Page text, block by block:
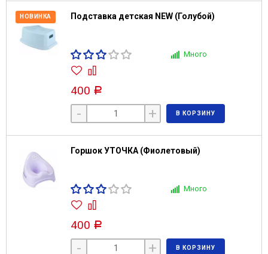
НОВИНКА Подставка детская NEW (Голубой)
Много
400 Р
- + В КОРЗИНУ
Горшок УТОЧКА (Фиолетовый)
Много
400 Р
- + В КОРЗИНУ